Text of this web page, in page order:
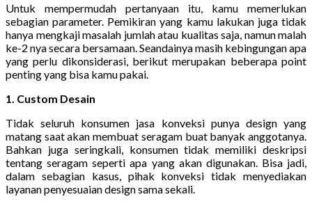
Untuk mempermudah pertanyaan itu, kamu memerlukan
sebagian parameter. Pemikiran yang kamu lakukan juga tidak
hanya mengkaji masalah jumlah atau kualitas saja, namun malah
ke-2 nya secara bersamaan. Seandainya masih kebingungan apa
yang perlu dikonsiderasi, berikut merupakan beberapa point
penting yang bisa kamu pakai.
1. Custom Desain
Tidak seluruh konsumen jasa konveksi punya design yang
matang saat akan membuat seragam buat banyak anggotanya.
Bahkan juga seringkali, konsumen tidak memiliki deskripsi
tentang seragam seperti apa yang akan digunakan. Bisa jadi,
dalam sebagian kasus, pihak konveksi tidak menyediakan
layanan penyesuaian design sama sekali.